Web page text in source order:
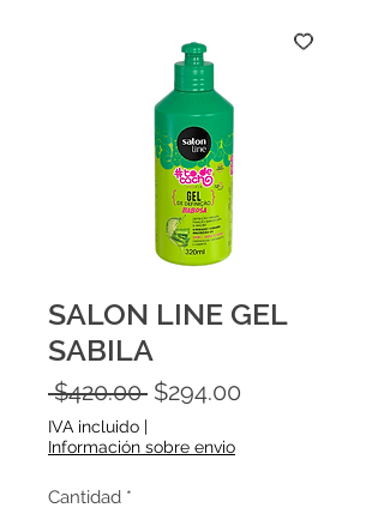
SALON LINE GEL
SABILA
$420.00 Precio
$294.00
IVA incluido |
Información sobre envio
Cantidad *